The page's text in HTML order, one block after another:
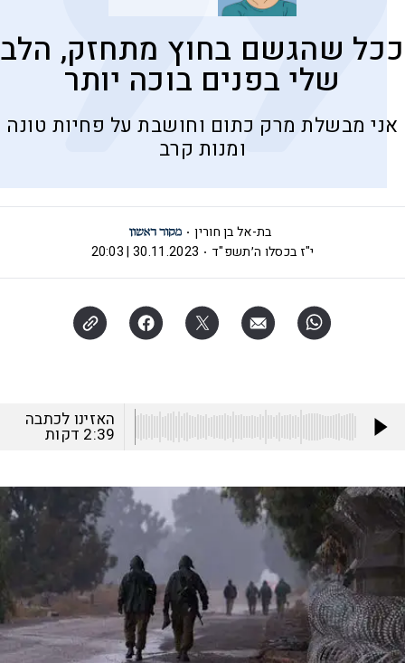
ככל שהגשם בחוץ מתחזק, הלב
שלי בפנים בוכה יותר
אני מבשלת מרק כתום וחושבת על פחיות טונה
ומנות קרב
בת-אל בן חורין
י"ז בכסלו ה׳תשפ"ד
30.11.2023 | 20:03
האזינו לכתבה
2:39 דקות